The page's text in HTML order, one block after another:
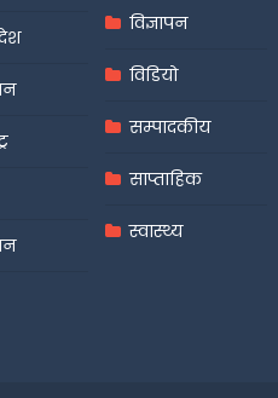
विज्ञापन
विडियो
सम्पादकीय
साप्ताहिक
स्वास्थ्य